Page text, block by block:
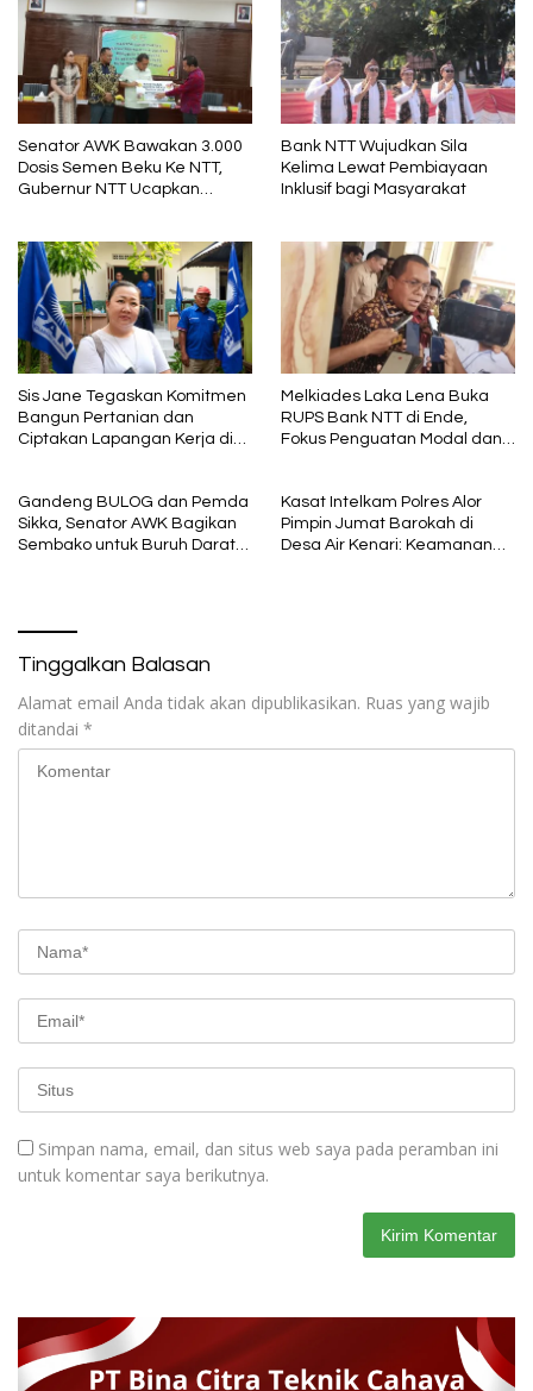
Senator AWK Bawakan 3.000
Dosis Semen Beku Ke NTT,
Gubernur NTT Ucapkan
Bank NTT Wujudkan Sila
Kelima Lewat Pembiayaan
Inklusif bagi Masyarakat
Sis Jane Tegaskan Komitmen
Bangun Pertanian dan
Ciptakan Lapangan Kerja di
Melkiades Laka Lena Buka
RUPS Bank NTT di Ende,
Fokus Penguatan Modal dan
Gandeng BULOG dan Pemda
Sikka, Senator AWK Bagikan
Sembako untuk Buruh Darat
Kasat Intelkam Polres Alor
Pimpin Jumat Barokah di
Desa Air Kenari: Keamanan
Tinggalkan Balasan
Alamat email Anda tidak akan dipublikasikan. Ruas yang wajib
ditandai *
Simpan nama, email, dan situs web saya pada peramban ini
untuk komentar saya berikutnya.